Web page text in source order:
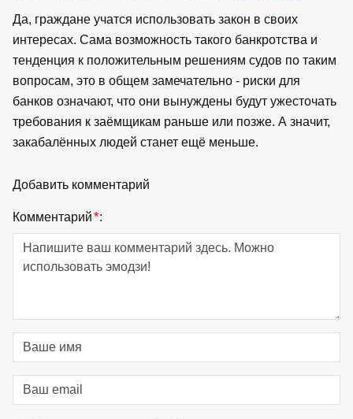
Да, граждане учатся использовать закон в своих
интересах. Сама возможность такого банкротства и
тенденция к положительным решениям судов по таким
вопросам, это в общем замечательно - риски для
банков означают, что они вынуждены будут ужесточать
требования к заёмщикам раньше или позже. А значит,
закабалённых людей станет ещё меньше.
Добавить комментарий
Комментарий*: